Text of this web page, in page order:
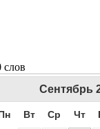
слов
Сентябрь
Вт Ср Чт